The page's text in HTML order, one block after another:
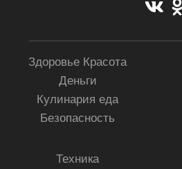
Здоровье Красота
Деньги
Кулинария еда
Безопасность
Техника